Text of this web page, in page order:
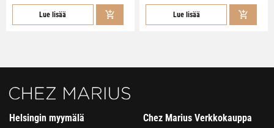
Lue lisää Lue lisää
Helsingin myymälä Chez Marius Verkkokauppa